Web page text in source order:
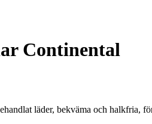
Continental
läder, bekväma och halkfria,